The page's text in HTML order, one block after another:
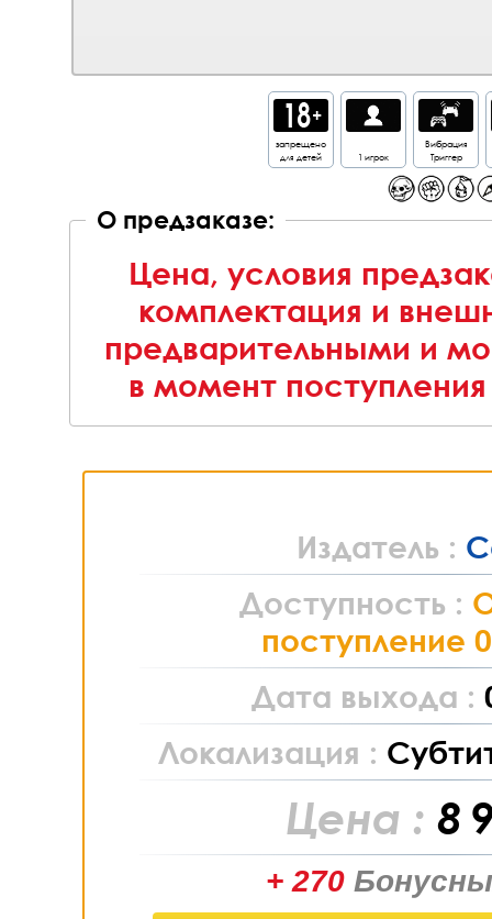
запрещено
для детей
1 игрок
Вибрация
Триггер
О предзаказе:
Цена, условия
комплектация и
предварительными и
в момент
Издатель :
Доступность :
поступление
Дата выхода :
Локализация :
Цена : 8
+ 270